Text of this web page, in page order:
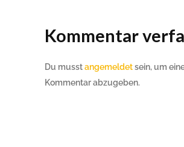
Kommentar
Du musstangemeldetsein, um
Kommentar abzugeben.